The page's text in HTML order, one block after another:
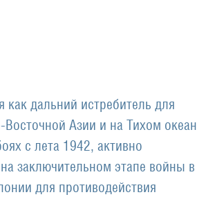
как дальний истребитель для
Азии и на Тихом
с лета 1942, активно
заключительном этапе войны в
для противодействия